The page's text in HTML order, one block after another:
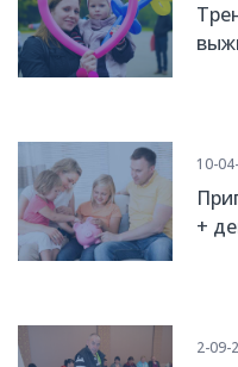
10-
+
2-09-